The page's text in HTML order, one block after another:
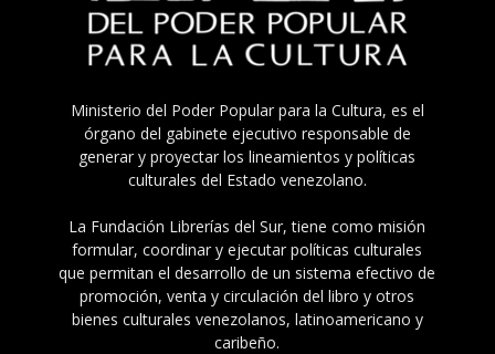
Ministerio del Poder Popular para la Cultura, es el
órgano del gabinete ejecutivo responsable de
generar y proyectar los lineamientos y políticas
culturales del Estado venezolano.
La Fundación Librerías del Sur, tiene como misión
formular, coordinar y ejecutar políticas culturales
que permitan el desarrollo de un sistema efectivo de
promoción, venta y circulación del libro y otros
bienes culturales venezolanos, latinoamericano y
caribeño.